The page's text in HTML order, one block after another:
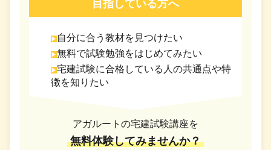
目指している方へ
自分に合う教材を見つけたい
無料で試験勉強をはじめてみたい
宅建試験に合格している人の共通点や特
徴を知りたい
アガルートの宅建試験講座を
無料体験してみませんか？